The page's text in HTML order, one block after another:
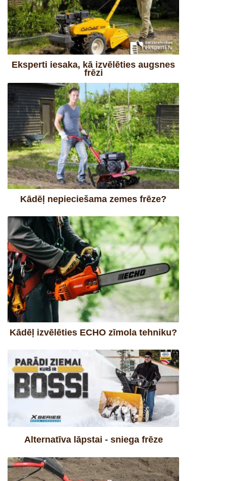
Eksperti iesaka, kā izvēlēties augsnes
frēzi
Kādēļ nepieciešama zemes frēze?
Kādēļ izvēlēties ECHO zīmola tehniku?
Alternatīva lāpstai - sniega frēze